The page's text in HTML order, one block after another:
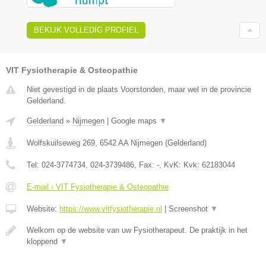
BEKIJK VOLLEDIG PROFIEL
VIT Fysiotherapie & Osteopathie
Niet gevestigd in de plaats Voorstonden, maar wel in de provincie
Gelderland.
Gelderland » Nijmegen Google maps ▼
Wolfskuilseweg 269 6542 AA Nijmegen (Gelderland)
Tel: 024-3774734, 024-3739486 , Fax: - , KvK: Kvk: 62183044
E-mail › VIT Fysiotherapie & Osteopathie
Website: https://www.vitfysiotherapie.nl Screenshot ▼
Welkom op de website van uw Fysiotherapeut. De praktijk in het
kloppend ▼